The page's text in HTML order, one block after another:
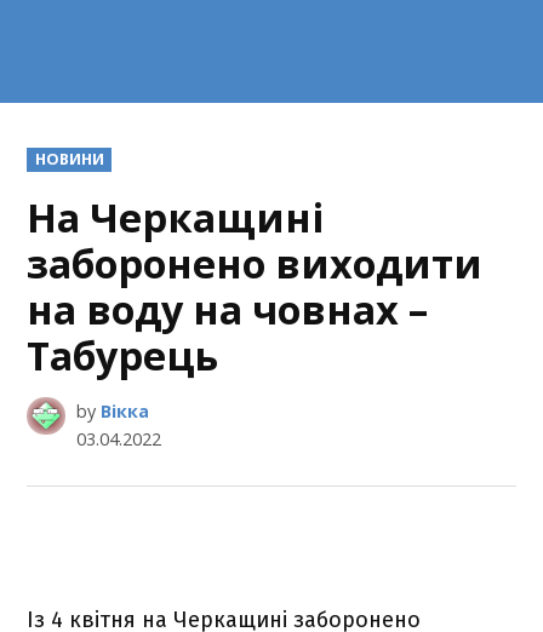
POSTED
IN
НОВИНИ
На Черкащині
заборонено виходити
на воду на човнах –
Табурець
by Вікка
03.04.2022
Із 4 квітня на Черкащині заборонено